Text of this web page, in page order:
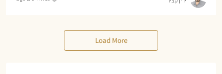
Load More